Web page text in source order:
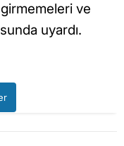
ve
uyardı.